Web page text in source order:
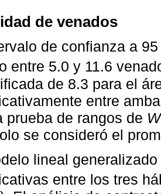
de venados
de confianza a
entre 5.0 y 11.6
de 8.3 para el
entre
prueba de rangos de
se consideró el
lineal
entre los tres